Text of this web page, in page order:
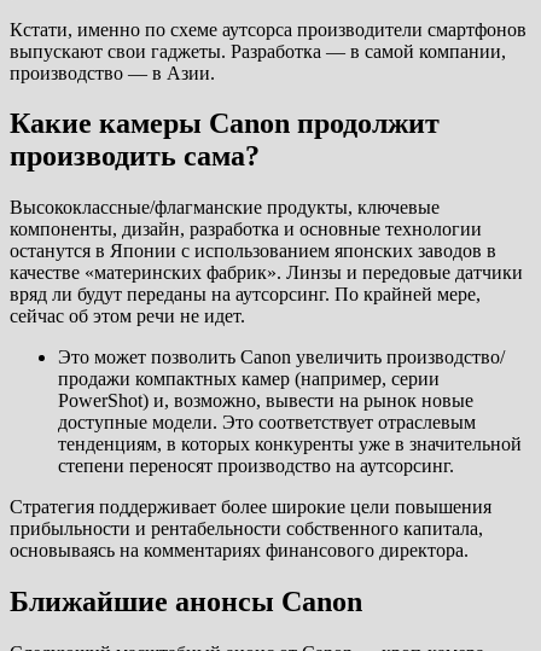
Кстати, именно по схеме аутсорса производители смартфонов
выпускают свои гаджеты. Разработка — в самой компании,
производство — в Азии.
Какие камеры Canon продолжит
производить сама?
Высококлассные/флагманские продукты, ключевые
компоненты, дизайн, разработка и основные технологии
останутся в Японии с использованием японских заводов в
качестве «материнских фабрик». Линзы и передовые датчики
вряд ли будут переданы на аутсорсинг. По крайней мере,
сейчас об этом речи не идет.
Это может позволить Canon увеличить производство/
продажи компактных камер (например, серии
PowerShot) и, возможно, вывести на рынок новые
доступные модели. Это соответствует отраслевым
тенденциям, в которых конкуренты уже в значительной
степени переносят производство на аутсорсинг.
Стратегия поддерживает более широкие цели повышения
прибыльности и рентабельности собственного капитала,
основываясь на комментариях финансового директора.
Ближайшие анонсы Canon